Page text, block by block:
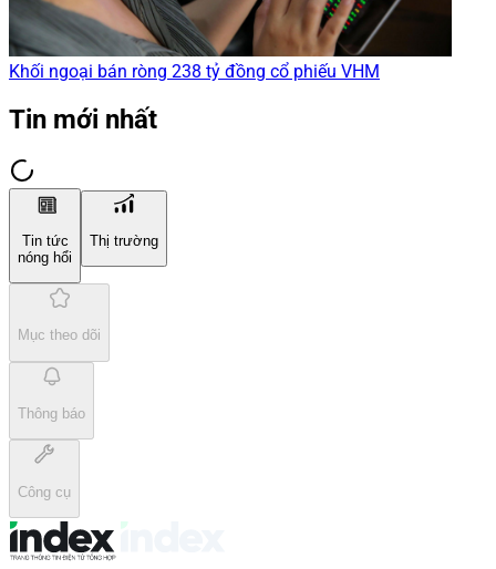
Khối ngoại bán ròng 238 tỷ đồng cổ phiếu VHM
Tin mới nhất
Tin tức
nóng hổi
Thị trường
Mục theo dõi
Thông báo
Công cụ